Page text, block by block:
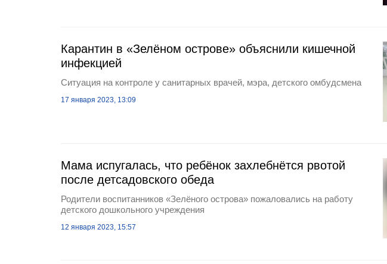
Карантин в «Зелёном острове» объяснили кишечной
инфекцией
Ситуация на контроле у санитарных врачей, мэра, детского омбудсмена
17 января 2023, 13:09
Мама испугалась, что ребёнок захлебнётся рвотой
после детсадовского обеда
Родители воспитанников «Зелёного острова» пожаловались на работу
детского дошкольного учреждения
12 января 2023, 15:57